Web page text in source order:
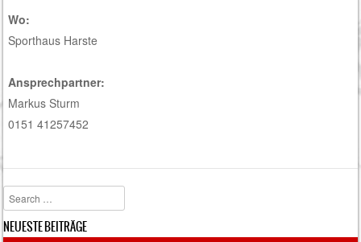
Wo:
Sporthaus Harste
Ansprechpartner:
Markus Sturm
0151 41257452
Search
NEUESTE BEITRÄGE